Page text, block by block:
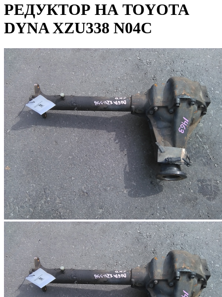
РЕДУКТОР НА TOYOTA
DYNA XZU338 N04C